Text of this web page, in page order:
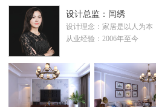
设计总监：闫绣
设计理念：家居是以人为本
从业经验：2006年至今